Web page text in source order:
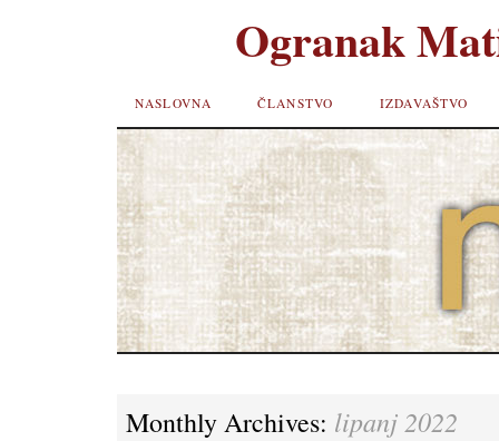
Ogranak
SKIP TO
CONTENT
NASLOVNA ČLANSTVO IZDAVAŠTVO
Monthly Archives: lipanj 2022